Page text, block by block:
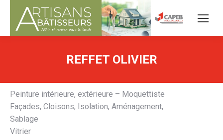
REFFET OLIVIER
Peinture intérieure, extérieure – Moquettiste
Façades, Cloisons, Isolation, Aménagement,
Sablage
Vitrier